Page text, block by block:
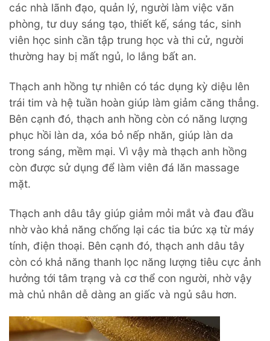
các nhà lãnh đạo, quản lý, người làm việc văn
phòng, tư duy sáng tạo, thiết kế, sáng tác, sinh
viên học sinh cần tập trung học và thi cử, người
thường hay bị mất ngủ, lo lắng bất an.
Thạch anh hồng tự nhiên có tác dụng kỳ diệu lên
trái tim và hệ tuần hoàn giúp làm giảm căng thẳng.
Bên cạnh đó, thạch anh hồng còn có năng lượng
phục hồi làn da, xóa bỏ nếp nhăn, giúp làn da
trong sáng, mềm mại. Vì vậy mà thạch anh hồng
còn được sử dụng để làm viên đá lăn massage
mặt.
Thạch anh dâu tây giúp giảm mỏi mắt và đau đầu
nhờ vào khả năng chống lại các tia bức xạ từ máy
tính, điện thoại. Bên cạnh đó, thạch anh dâu tây
còn có khả năng thanh lọc năng lượng tiêu cực ảnh
hưởng tới tâm trạng và cơ thể con người, nhờ vậy
mà chủ nhân dễ dàng an giấc và ngủ sâu hơn.